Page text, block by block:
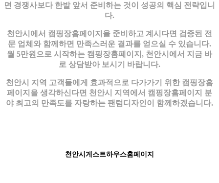
면 경쟁사보다 한발 앞서 준비하는 것이 성공의 핵심 전략입니
다.
천안시에서 캠핑장홈페이지을 준비하고 계시다면 검증된 전
문 업체와 함께하면 만족스러운 결과를 얻으실 수 있습니다.
월 5만원으로 시작하는 캠핑장홈페이지, 천안시에서 지금 바
로 상담받아 보시기 바랍니다.
천안시 지역 고객들에게 효과적으로 다가가기 위한 캠핑장홈
페이지을 생각하신다면 천안시 지역에서 캠핑장홈페이지 분
야 최고의 만족도를 자랑하는 팬텀디자인이 함께하겠습니다.
천안시게스트하우스홈페이지